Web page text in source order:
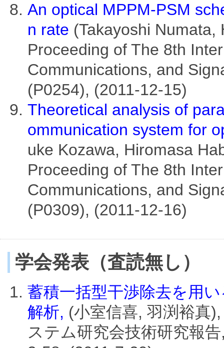
An optical MPPM-PSM
n rate (Takayoshi
Proceeding of The 8th
Communications, and
(P0254), (2011-12-15)
Theoretical analysis of
ommunication system for
uke Kozawa, Hiromasa
Proceeding of The 8th
Communications, and
(P0309), (2011-12-16)
学会発表（査読無し）
蓄積一括型干渉除去を用
解析, (小室信喜, 羽渕裕真
ステム研究会技術研究報